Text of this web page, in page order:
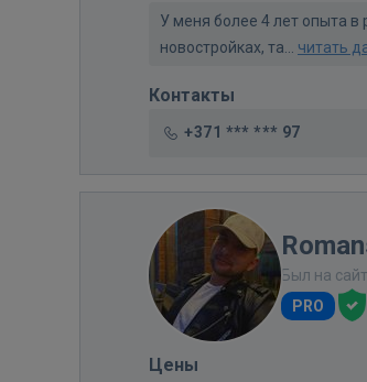
У меня более 4 лет опыта в
новостройках, та... читать
Контакты
+371 *** *** 97
Был на
PRO
Цены